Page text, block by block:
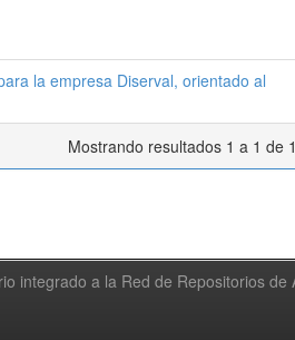
la empresa Diserval, orientado al
Mostrando resultados 1 a 1 de 1
integrado a la Red de Repositorios